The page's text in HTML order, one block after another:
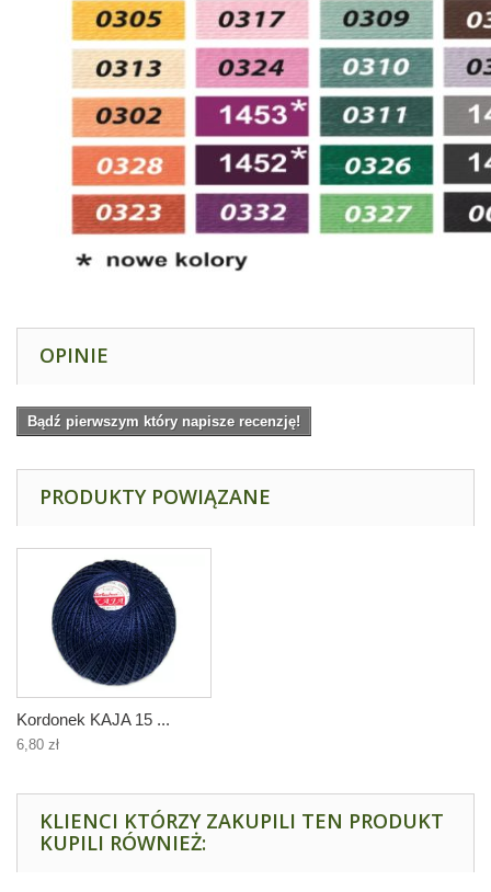
OPINIE
Bądź pierwszym który napisze recenzję!
PRODUKTY POWIĄZANE
Kordonek KAJA 15 ...
6,80 zł
KLIENCI KTÓRZY ZAKUPILI TEN PRODUKT
KUPILI RÓWNIEŻ: